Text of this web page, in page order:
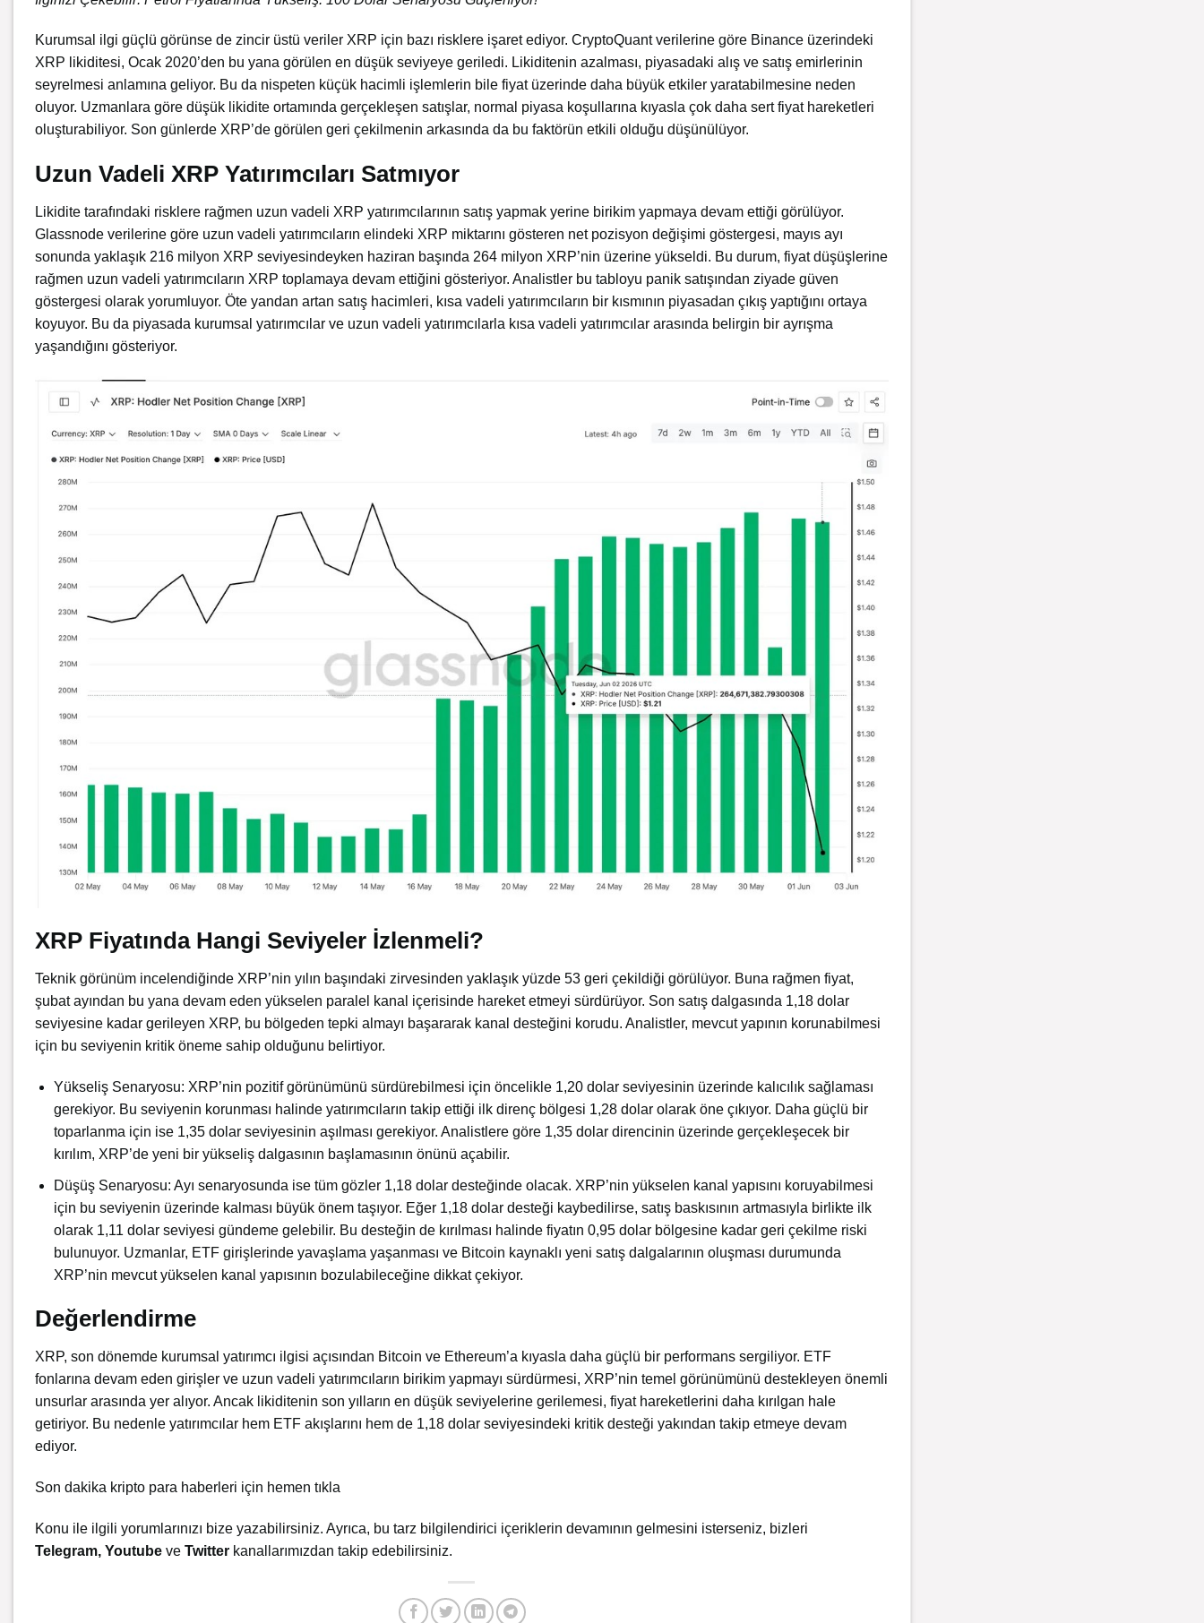
Kurumsal ilgi güçlü görünse de zincir üstü veriler XRP için bazı risklere işaret ediyor. CryptoQuant verilerine göre Binance üzerindeki
XRP likiditesi, Ocak 2020’den bu yana görülen en düşük seviyeye geriledi. Likiditenin azalması, piyasadaki alış ve satış emirlerinin
seyrelmesi anlamına geliyor. Bu da nispeten küçük hacimli işlemlerin bile fiyat üzerinde daha büyük etkiler yaratabilmesine neden
oluyor. Uzmanlara göre düşük likidite ortamında gerçekleşen satışlar, normal piyasa koşullarına kıyasla çok daha sert fiyat hareketleri
oluşturabiliyor. Son günlerde XRP’de görülen geri çekilmenin arkasında da bu faktörün etkili olduğu düşünülüyor.
Uzun Vadeli XRP Yatırımcıları Satmıyor
Likidite tarafındaki risklere rağmen uzun vadeli XRP yatırımcılarının satış yapmak yerine birikim yapmaya devam ettiği görülüyor.
Glassnode verilerine göre uzun vadeli yatırımcıların elindeki XRP miktarını gösteren net pozisyon değişimi göstergesi, mayıs ayı
sonunda yaklaşık 216 milyon XRP seviyesindeyken haziran başında 264 milyon XRP’nin üzerine yükseldi. Bu durum, fiyat düşüşlerine
rağmen uzun vadeli yatırımcıların XRP toplamaya devam ettiğini gösteriyor. Analistler bu tabloyu panik satışından ziyade güven
göstergesi olarak yorumluyor. Öte yandan artan satış hacimleri, kısa vadeli yatırımcıların bir kısmının piyasadan çıkış yaptığını ortaya
koyuyor. Bu da piyasada kurumsal yatırımcılar ve uzun vadeli yatırımcılarla kısa vadeli yatırımcılar arasında belirgin bir ayrışma
yaşandığını gösteriyor.
XRP Fiyatında Hangi Seviyeler İzlenmeli?
Teknik görünüm incelendiğinde XRP’nin yılın başındaki zirvesinden yaklaşık yüzde 53 geri çekildiği görülüyor. Buna rağmen fiyat,
şubat ayından bu yana devam eden yükselen paralel kanal içerisinde hareket etmeyi sürdürüyor. Son satış dalgasında 1,18 dolar
seviyesine kadar gerileyen XRP, bu bölgeden tepki almayı başararak kanal desteğini korudu. Analistler, mevcut yapının korunabilmesi
için bu seviyenin kritik öneme sahip olduğunu belirtiyor.
Yükseliş Senaryosu: XRP’nin pozitif görünümünü sürdürebilmesi için öncelikle 1,20 dolar seviyesinin üzerinde kalıcılık sağlaması
gerekiyor. Bu seviyenin korunması halinde yatırımcıların takip ettiği ilk direnç bölgesi 1,28 dolar olarak öne çıkıyor. Daha güçlü bir
toparlanma için ise 1,35 dolar seviyesinin aşılması gerekiyor. Analistlere göre 1,35 dolar direncinin üzerinde gerçekleşecek bir
kırılım, XRP’de yeni bir yükseliş dalgasının başlamasının önünü açabilir.
Düşüş Senaryosu: Ayı senaryosunda ise tüm gözler 1,18 dolar desteğinde olacak. XRP’nin yükselen kanal yapısını koruyabilmesi
için bu seviyenin üzerinde kalması büyük önem taşıyor. Eğer 1,18 dolar desteği kaybedilirse, satış baskısının artmasıyla birlikte ilk
olarak 1,11 dolar seviyesi gündeme gelebilir. Bu desteğin de kırılması halinde fiyatın 0,95 dolar bölgesine kadar geri çekilme riski
bulunuyor. Uzmanlar, ETF girişlerinde yavaşlama yaşanması ve Bitcoin kaynaklı yeni satış dalgalarının oluşması durumunda
XRP’nin mevcut yükselen kanal yapısının bozulabileceğine dikkat çekiyor.
Değerlendirme
XRP, son dönemde kurumsal yatırımcı ilgisi açısından Bitcoin ve Ethereum’a kıyasla daha güçlü bir performans sergiliyor. ETF
fonlarına devam eden girişler ve uzun vadeli yatırımcıların birikim yapmayı sürdürmesi, XRP’nin temel görünümünü destekleyen önemli
unsurlar arasında yer alıyor. Ancak likiditenin son yılların en düşük seviyelerine gerilemesi, fiyat hareketlerini daha kırılgan hale
getiriyor. Bu nedenle yatırımcılar hem ETF akışlarını hem de 1,18 dolar seviyesindeki kritik desteği yakından takip etmeye devam
ediyor.
Son dakika kripto para haberleri için hemen tıkla
Konu ile ilgili yorumlarınızı bize yazabilirsiniz. Ayrıca, bu tarz bilgilendirici içeriklerin devamının gelmesini isterseniz, bizleri
Telegram, Youtube ve Twitter kanallarımızdan takip edebilirsiniz.